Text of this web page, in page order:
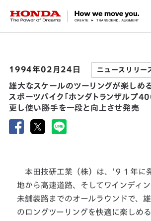
HONDA The Power of Dreams
1994年02月24日 ニュースリリー
雄大なスケールのツーリングが楽しめ
スポーツバイク「ホンダトランザルプ
更し使い勝手を一段と向上させ発売
本田技研工業（株）は、'９１年に
地から高速道路、そしてワインディ
未舗装路までのオールラウンドで、
のロングツーリングを快適に楽しめ